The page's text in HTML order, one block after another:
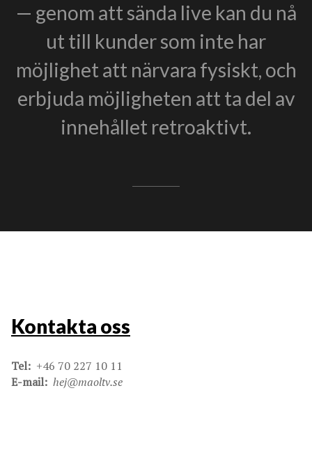
— genom att sända live kan du nå
ut till kunder som inte har
möjlighet att närvara fysiskt, och
erbjuda möjligheten att ta del av
innehållet retroaktivt.
Kontakta oss
Tel: +46 70 227 10 11
E-mail: hej@maoltv.se